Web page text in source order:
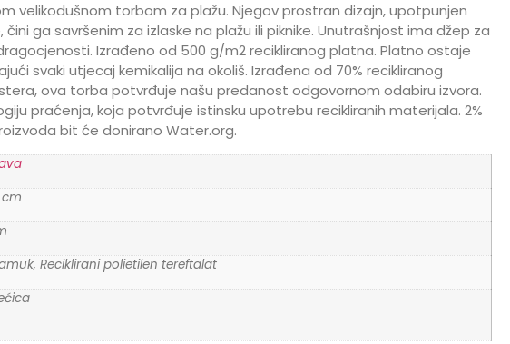
velikodušnom torbom za plažu. Njegov prostran dizajn, upotpunjen
ga savršenim za izlaske na plažu ili piknike. Unutrašnjost ima džep za
Izrađeno od 500 g/m2 recikliranog platna. Platno ostaje
svaki utjecaj kemikalija na okoliš. Izrađena od 70% recikliranog
ova torba potvrđuje našu predanost odgovornom odabiru izvora.
praćenja, koja potvrđuje istinsku upotrebu recikliranih materijala. 2%
bit će donirano Water.org.
cm
Reciklirani polietilen tereftalat